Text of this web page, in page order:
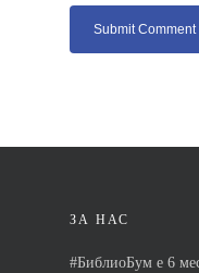
ЗА НАС
#БиблиоБум е 6